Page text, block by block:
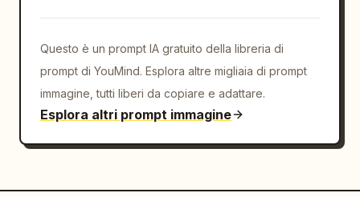
Questo è un prompt IA gratuito della libreria di
prompt di YouMind. Esplora altre migliaia di prompt
immagine, tutti liberi da copiare e adattare.
Esplora altri prompt immagine